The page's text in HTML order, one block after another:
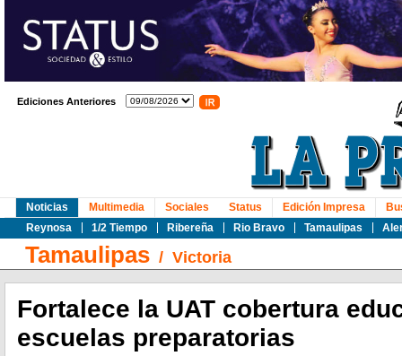
Ediciones Anteriores
Noticias
Reynosa
1/2 Tiempo Ribereña Rio Bravo Tamaulipas
Multimedia Sociales Status Edición Impresa
Tamaulipas / Victoria
Fortalece la UAT cobertura
escuelas preparatorias